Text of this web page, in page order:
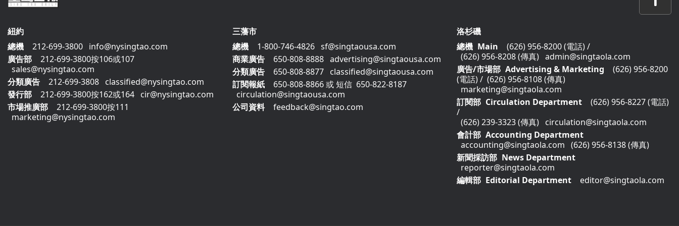
紐約
總機
212-699-3800 info@nysingtao.com
廣告部
212-699-3800按106或107
sales@nysingtao.com
分類廣告
212-699-3808 classified@nysingtao.com
發⾏部
212-699-3800按162或164 cir@nysingtao.com
市場推廣部
212-699-3800按111
marketing@nysingtao.com
三藩市
總機
1-800-746-4826 sf@singtaousa.com
商業廣告
650-808-8888 advertising@singtaousa.com
分類廣告
650-808-8877
classified@singtaousa.com
訂閱報紙
650-808-8866或 短信 650-822-8187
circulation@singtaousa.com
公司資料
feedback@singtao.com
洛杉磯
總機 Main (626) 956-8200 (電話)/
(626) 956-8208 (傳真) admin@singtaola.com
廣告/市場部 Advertising & Marketing
(626) 956-8200
(電話)/ (626) 956-8108 (傳真)
marketing@singtaola.com
訂閱部 Circulation Department
(626) 956-8227 (電話)
/
(626) 239-3323 (傳真) circulation@singtaola.com
會計部 Accounting Department
accounting@singtaola.com
(626) 956-8138 (傳真)
新聞採訪部 News Department
reporter@singtaola.com
編輯部 Editorial Department editor@singtaola.com